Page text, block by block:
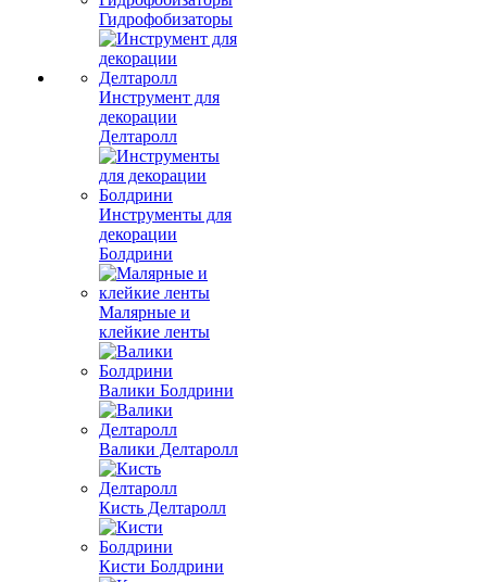
Гидрофобизаторы
Инструмент для
декорации
Делтаролл
Инструменты для
декорации
Болдрини
Малярные и
клейкие ленты
Валики Болдрини
Валики Делтаролл
Кисть Делтаролл
Кисти Болдрини